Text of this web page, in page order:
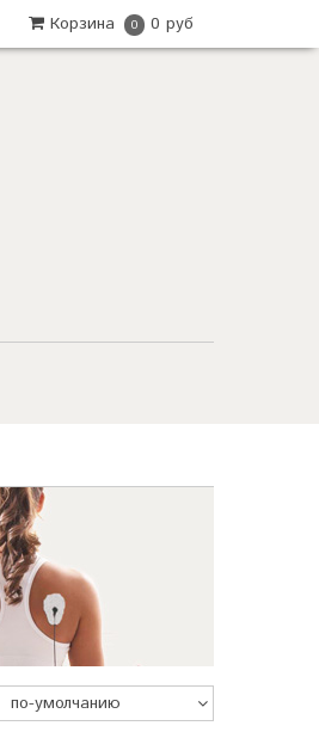
Корзина 0 0 руб